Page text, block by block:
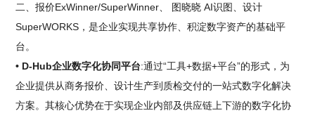
二、报价ExWinner/SuperWinner、 图晓晓 AI识图、设计
SuperWORKS，是企业实现共享协作、积淀数字资产的基础平
台。
• D-Hub企业数字化协同平台:通过“工具+数据+平台”的形式，为
企业提供从商务报价、设计生产到质检交付的一站式数字化解决
方案。其核心优势在于实现企业内部及供应链上下游的数字化协